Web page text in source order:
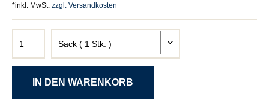
*inkl. MwSt. zzgl. Versandkosten